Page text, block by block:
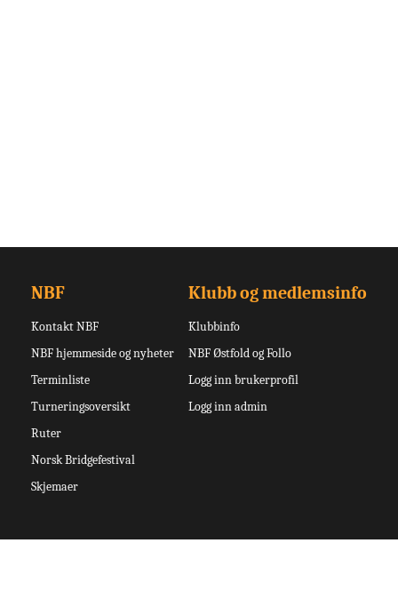
NBF
Kontakt NBF
NBF hjemmeside og nyheter
Terminliste
Turneringsoversikt
Ruter
Norsk Bridgefestival
Skjemaer
Klubb og medlemsinfo
Klubbinfo
NBF Østfold og Follo
Logg inn brukerprofil
Logg inn admin